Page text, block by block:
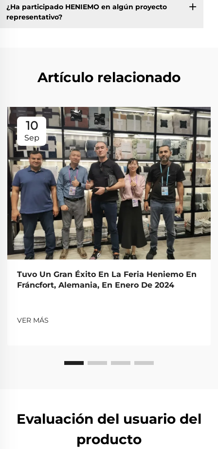
¿Ha participado HENIEMO en algún proyecto
representativo?
Artículo relacionado
10
Sep
Tuvo Un Gran Éxito En La Feria Heniemo En
Fráncfort, Alemania, En Enero De 2024
VER MÁS
Evaluación del usuario del
producto